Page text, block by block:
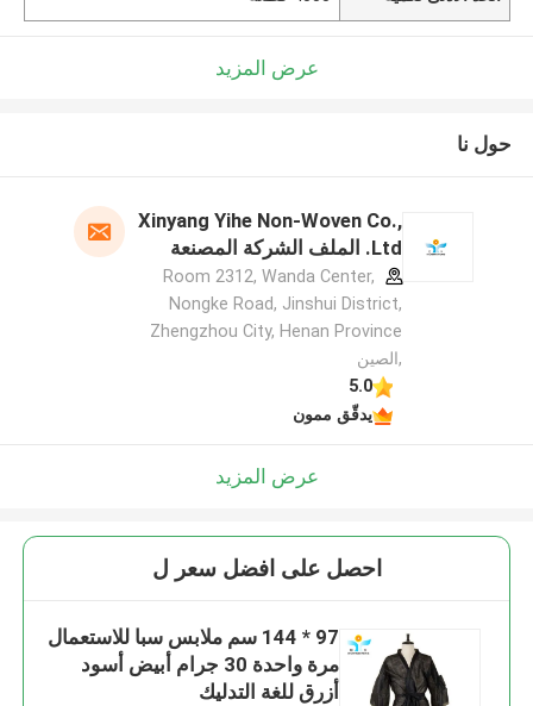
عرض المزيد
حول نا
Xinyang Yihe Non-Woven Co.,
Ltd. الملف الشركة المصنعة
Room 2312, Wanda Center,
Nongke Road, Jinshui District,
Zhengzhou City, Henan Province
,الصين
5.0
يدقّق ممون
عرض المزيد
احصل على افضل سعر ل
97 * 144 سم ملابس سبا للاستعمال
مرة واحدة 30 جرام أبيض أسود
أزرق للغة التدليك